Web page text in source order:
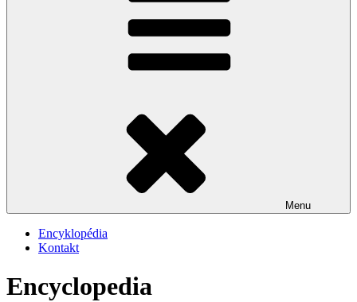
Menu
Encyklopédia
Kontakt
Encyclopedia